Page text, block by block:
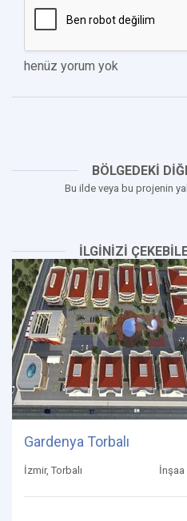
henüz yorum yok
BÖLGEDEKİ
Bu ilde veya bu projenin
İLGİNİZİ
Gardenya Torbalı
İzmir, Torbalı